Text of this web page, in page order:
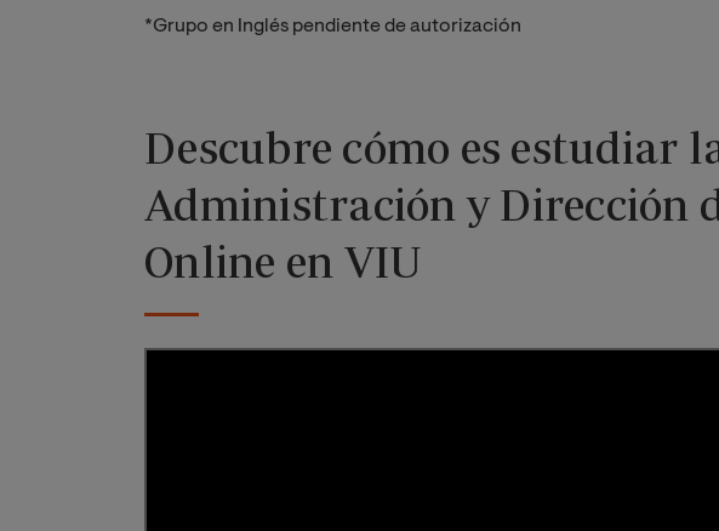
*Grupo en Inglés pendiente de autorización
Descubre cómo es estudiar
Administración y Dirección
Online en VIU